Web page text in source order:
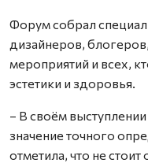
Форум собрал
дизайнеров,
мероприятий и всех,
эстетики и здоровья.
– В своём
значение точного
отметила, что не